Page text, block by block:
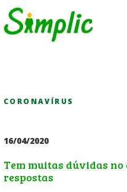
CORONAVÍRUS
16/04/2020
Tem muitas dúvidas no
respostas